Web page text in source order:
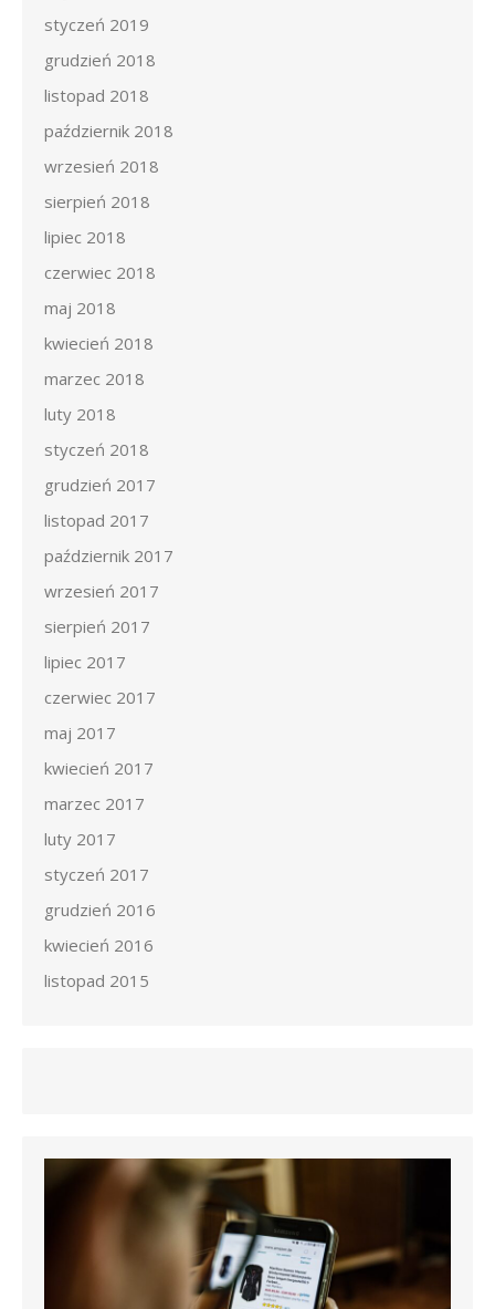
styczeń 2019
grudzień 2018
listopad 2018
październik 2018
wrzesień 2018
sierpień 2018
lipiec 2018
czerwiec 2018
maj 2018
kwiecień 2018
marzec 2018
luty 2018
styczeń 2018
grudzień 2017
listopad 2017
październik 2017
wrzesień 2017
sierpień 2017
lipiec 2017
czerwiec 2017
maj 2017
kwiecień 2017
marzec 2017
luty 2017
styczeń 2017
grudzień 2016
kwiecień 2016
listopad 2015